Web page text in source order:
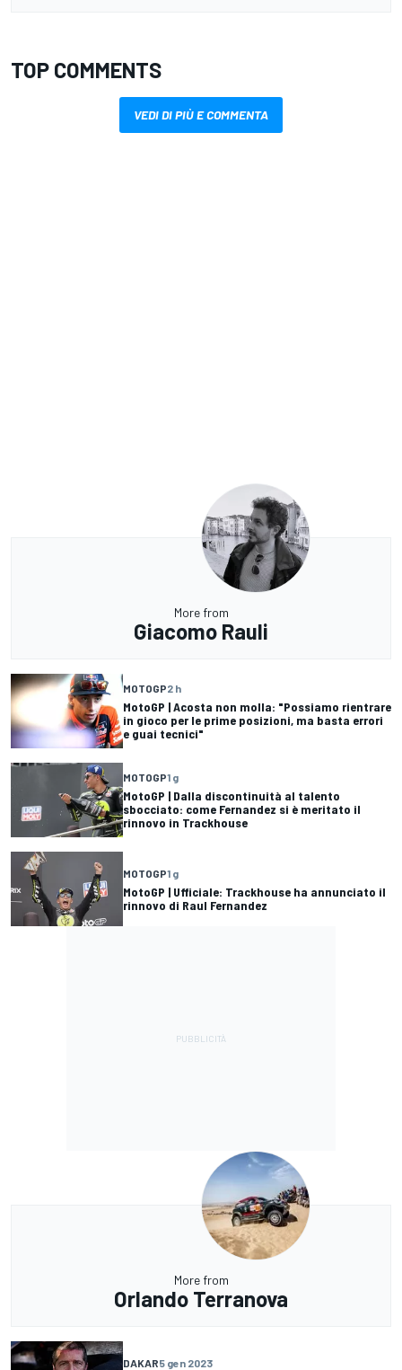
TOP COMMENTS
VEDI DI PIÙ E COMMENTA
More from
Giacomo Rauli
MOTOGP2 h
MotoGP | Acosta non molla: "Possiamo rientrare
in gioco per le prime posizioni, ma basta errori
e guai tecnici"
MOTOGP1 g
MotoGP | Dalla discontinuità al talento
sbocciato: come Fernandez si è meritato il
rinnovo in Trackhouse
MOTOGP1 g
MotoGP | Ufficiale: Trackhouse ha annunciato il
rinnovo di Raul Fernandez
More from
Orlando Terranova
DAKAR5 gen 2023